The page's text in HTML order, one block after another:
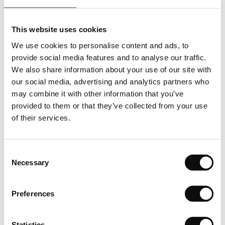
This website uses cookies
We use cookies to personalise content and ads, to
provide social media features and to analyse our traffic.
We also share information about your use of our site with
our social media, advertising and analytics partners who
may combine it with other information that you’ve
provided to them or that they’ve collected from your use
of their services.
Selection
Necessary
Preferences
livreaza produsul de catre producator. Asfel cantitatea totala
insemna un numar intreg de bucati/ m2(metri patrati).
Depozitare
Depozitati cu atentie produsele pe o suprafata plana in
asteptarea instalarii. Lasati-le in asteptare timp de cel putin
24 de ore pentru a se aclimatiza.
instalarea.
inchisa, unde temperatura este cuprinsa intre 15°C si 25°C,